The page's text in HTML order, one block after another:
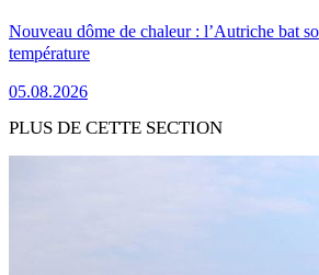
Nouveau dôme de chaleur : l’Autriche bat
température
05.08.2026
PLUS DE CETTE SECTION